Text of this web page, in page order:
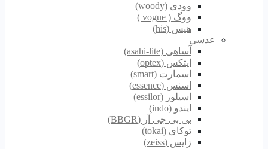
وودی (woody)
ووگ ( vogue )
هیس (his)
عدسی
آساهی (asahi-lite)
اپتکس (optex)
اسمارت (smart)
اسنس (essence)
اسیلور (essilor)
ایندو (indo)
بی بی جی آر (BBGR)
توکای (tokai)
زایس (zeiss)